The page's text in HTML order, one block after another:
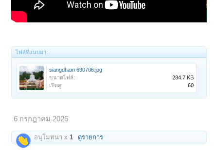
ไฟล์ที่แนบมา:
siangdham 690706.jpg
ขนาดไฟล์:
284.7 KB
เปิดดู:
60
6 กรกฎาคม 2026
อนุโมทนา x1 ดูรายการ